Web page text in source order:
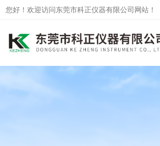
您好！欢迎访问东莞市科正仪器有限公司网站！